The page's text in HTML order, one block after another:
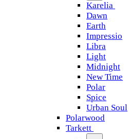
Karelia
Dawn
Earth
Impressio
Libra
Light
Midnight
New Time
Polar
Spice
Urban Soul
Polarwood
Tarkett